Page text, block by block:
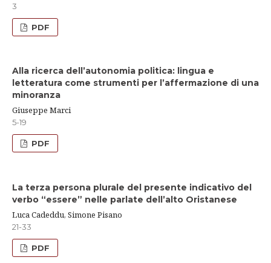
3
PDF
Alla ricerca dell’autonomia politica: lingua e
letteratura come strumenti per l’affermazione di una
minoranza
Giuseppe Marci
5-19
PDF
La terza persona plurale del presente indicativo del
verbo “essere” nelle parlate dell’alto Oristanese
Luca Cadeddu, Simone Pisano
21-33
PDF